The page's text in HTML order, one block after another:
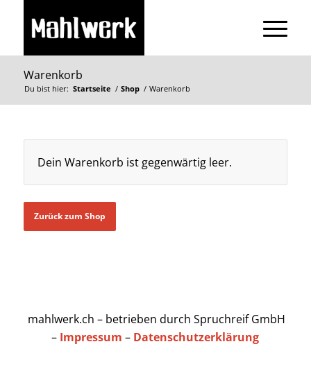
Warenkorb
Du bist hier: Startseite / Shop / Warenkorb
Dein Warenkorb ist gegenwärtig leer.
Zurück zum Shop
mahlwerk.ch – betrieben durch Spruchreif GmbH
– Impressum – Datenschutzerklärung